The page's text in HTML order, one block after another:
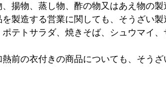
揚物、蒸し物、酢の物又はあえ物の製
製造する営業に関しても、そうざい製
テトサラダ、焼きそば、シュウマイ
前の衣付きの商品についても、そう